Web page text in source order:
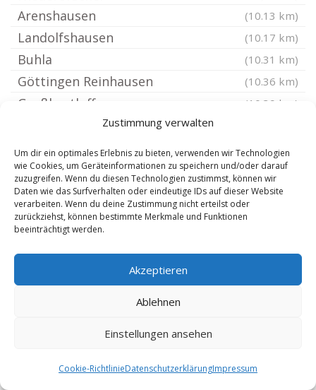
Zustimmung verwalten
Um dir ein optimales Erlebnis zu bieten, verwenden wir Technologien
wie Cookies, um Geräteinformationen zu speichern und/oder darauf
zuzugreifen. Wenn du diesen Technologien zustimmst, können wir
Daten wie das Surfverhalten oder eindeutige IDs auf dieser Website
verarbeiten. Wenn du deine Zustimmung nicht erteilst oder
zurückziehst, können bestimmte Merkmale und Funktionen
beeinträchtigt werden.
Akzeptieren
Ablehnen
Einstellungen ansehen
Cookie-RichtlinieDatenschutzerklärungImpressum
Arenshausen (10.13 km)
Landolfshausen (10.17 km)
Buhla (10.31 km)
Göttingen Reinhausen (10.36 km)
Großbartloff (10.39 km)
Gerbershausen
Seulingen (10.46 km)
Obernfeld (10.46 km)
Jützenbach (10.8 km)
Anrode (10.86 km)
Volkerode Eichsfeld
Sickerode (10.97 km)
Rollshausen Eichsfeld (11.54 km)